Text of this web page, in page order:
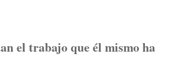
el trabajo que él mismo ha